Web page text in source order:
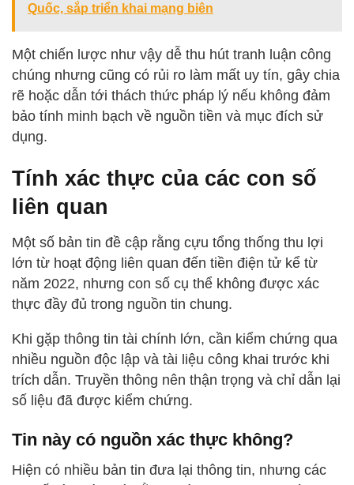
Quốc, sắp triển khai mạng biên
Một chiến lược như vậy dễ thu hút tranh luận công
chúng nhưng cũng có rủi ro làm mất uy tín, gây chia
rẽ hoặc dẫn tới thách thức pháp lý nếu không đảm
bảo tính minh bạch về nguồn tiền và mục đích sử
dụng.
Tính xác thực của các con số
liên quan
Một số bản tin đề cập rằng cựu tổng thống thu lợi
lớn từ hoạt động liên quan đến tiền điện tử kể từ
năm 2022, nhưng con số cụ thể không được xác
thực đầy đủ trong nguồn tin chung.
Khi gặp thông tin tài chính lớn, cần kiểm chứng qua
nhiều nguồn độc lập và tài liệu công khai trước khi
trích dẫn. Truyền thông nên thận trọng và chỉ dẫn lại
số liệu đã được kiểm chứng.
Tin này có nguồn xác thực không?
Hiện có nhiều bản tin đưa lại thông tin, nhưng các